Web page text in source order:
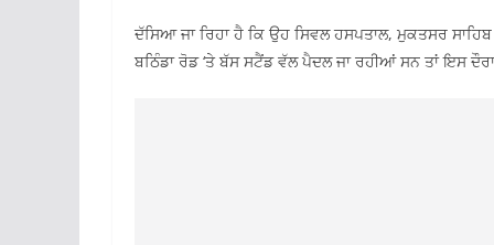
ਦੱਸਿਆ ਜਾ ਰਿਹਾ ਹੈ ਕਿ ਉਹ ਸਿਵਲ ਹਸਪਤਾਲ, ਮੁਕਤਸਰ
ਬਠਿੰਡਾ ਰੋਡ ‘ਤੇ ਬੱਸ ਸਟੈਂਡ ਵੱਲ ਪੈਦਲ ਜਾ ਰਹੀਆਂ ਸਨ ਤਾਂ ਇਸ